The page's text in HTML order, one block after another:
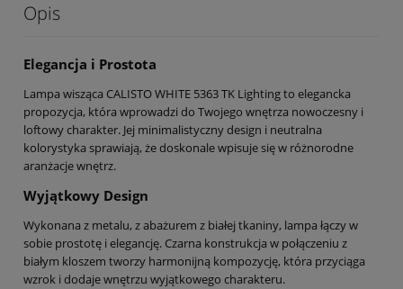
Opis
Elegancja i Prostota
Lampa wisząca CALISTO WHITE 5363 TK Lighting to elegancka
propozycja, która wprowadzi do Twojego wnętrza nowoczesny i
loftowy charakter. Jej minimalistyczny design i neutralna
kolorystyka sprawiają, że doskonale wpisuje się w różnorodne
aranżacje wnętrz.
Wyjątkowy Design
Wykonana z metalu, z abażurem z białej tkaniny, lampa łączy w
sobie prostotę i elegancję. Czarna konstrukcja w połączeniu z
białym kloszem tworzy harmonijną kompozycję, która przyciąga
wzrok i dodaje wnętrzu wyjątkowego charakteru.